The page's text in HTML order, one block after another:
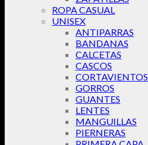
ROPA CASUAL
UNISEX
ANTIPARRAS
BANDANAS
CALCETAS
CASCOS
CORTAVIENTOS
GORROS
GUANTES
LENTES
MANGUILLAS
PIERNERAS